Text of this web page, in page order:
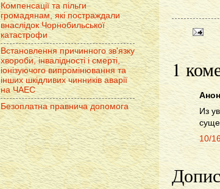
1
Из
10/
Компенсації та пільги
громадянам, які постраждали
внаслідок Чорнобильської
катастрофи
Встановлення причинного зв'язку
хвороби, інвалідності і смерті,
іонізуючого випромінювання та
інших шкідливих чинників аварії
на ЧАЕС
Безоплатна правнича допомога